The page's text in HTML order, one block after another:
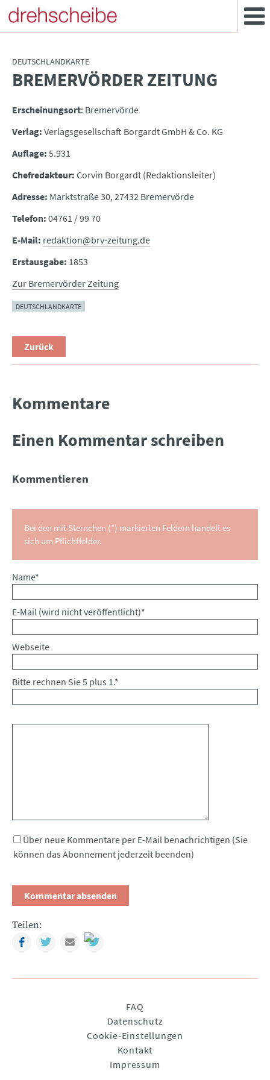
DEUTSCHLANDKARTE
:BREMERVÖRDER ZEITUNG
Erscheinungsort: Bremervörde
Verlag: Verlagsgesellschaft Borgardt GmbH & Co. KG
Auflage: 5.931
Chefredakteur: Corvin Borgardt (Redaktionsleiter)
Adresse: Marktstraße 30, 27432 Bremervörde
Telefon: 04761 / 99 70
E-Mail: redaktion@brv-zeitung.de
Erstausgabe: 1853
Zur Bremervörder Zeitung
DEUTSCHLANDKARTE
Zurück
Kommentare
Einen Kommentar schreiben
Kommentieren
Bei den mit Sternchen (*) markierten Feldern handelt es
sich um Pflichtfelder.
Pflichtfeld
Name*
Pflichtfeld
E-Mail (wird nicht veröffentlicht)*
Webseite
Bitte rechnen Sie 5 plus 1.*
Über neue Kommentare per E-Mail benachrichtigen (Sie
können das Abonnement jederzeit beenden)
Teilen:
FacebookTwitterMail
FAQ
Datenschutz
Cookie-Einstellungen
Kontakt
Impressum